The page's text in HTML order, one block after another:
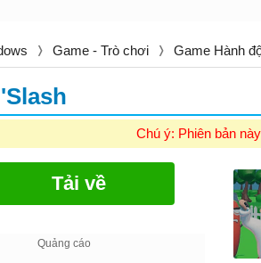
Game - Trò chơi Game Hành
Chú ý: Phiên bản
Tải về